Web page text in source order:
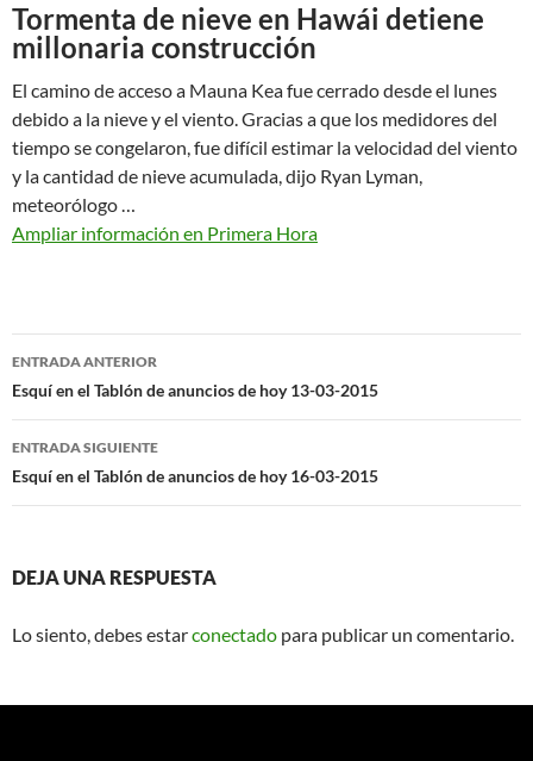
Tormenta de nieve en Hawái detiene
millonaria construcción
El camino de acceso a Mauna Kea fue cerrado desde el lunes
debido a la nieve y el viento. Gracias a que los medidores del
tiempo se congelaron, fue difícil estimar la velocidad del viento
y la cantidad de nieve acumulada, dijo Ryan Lyman,
meteorólogo …
Ampliar información en Primera Hora
Navegación
de
entradas
ENTRADA ANTERIOR
Esquí en el Tablón de anuncios de hoy 13-03-2015
ENTRADA SIGUIENTE
Esquí en el Tablón de anuncios de hoy 16-03-2015
DEJA UNA RESPUESTA
Lo siento, debes estarconectado para publicar un comentario.